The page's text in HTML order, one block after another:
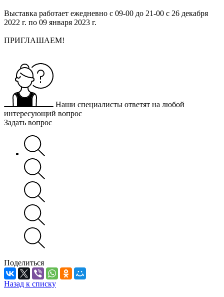
Выставка работает ежедневно с 09-00 до 21-00 с 26 декабря
2022 г. по 09 января 2023 г.
ПРИГЛАШАЕМ!
Наши специалисты ответят на любой
интересующий вопрос
Задать вопрос
Поделиться
Назад к списку